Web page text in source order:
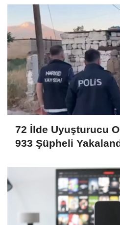
72 İlde Uyuşturucu
933 Şüpheli